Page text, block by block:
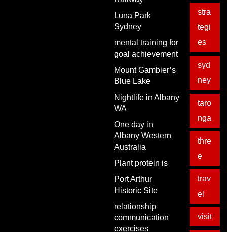
Luna Park
Sydney
mental training for
goal achievement
Mount Gambier’s
Blue Lake
Nightlife in Albany
WA
One day in
Albany Western
Australia
Plant protein is
Port Arthur
Historic Site
relationship
communication
exercises
stra
tegi
es
syd
ney
taro
nga
thre
e
trav
el
visit